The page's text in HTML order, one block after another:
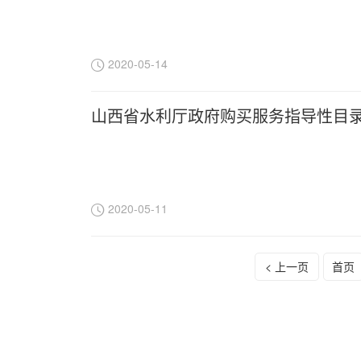
2020-05-14
山西省水利厅政府购买服务指导性目
2020-05-11
< 上一页 首页